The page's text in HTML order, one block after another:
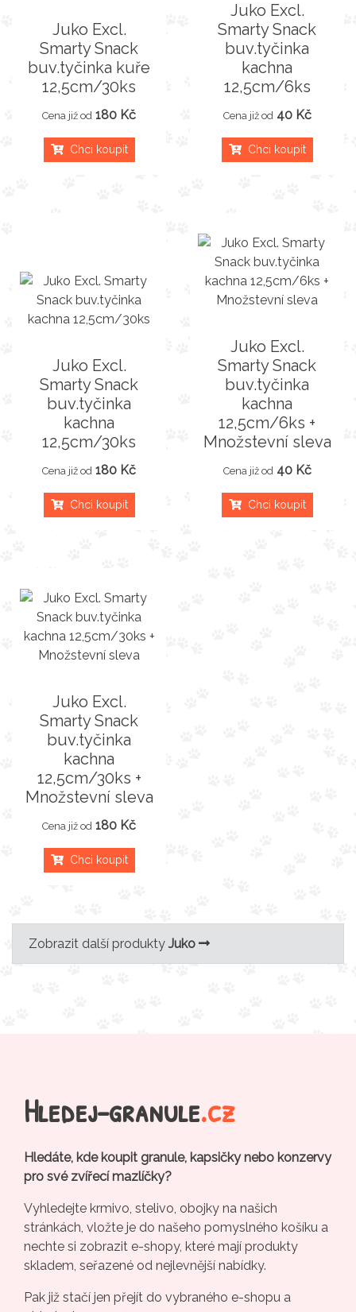
Juko Excl.
Smarty Snack
buv.tyčinka kuře
12,5cm/30ks
Cena již od 180 Kč
Chci koupit
Juko Excl.
Smarty Snack
buv.tyčinka
kachna
12,5cm/6ks
Cena již od 40 Kč
Chci koupit
Juko Excl.
Smarty Snack
buv.tyčinka
kachna
12,5cm/30ks
Cena již od 180 Kč
Chci koupit
Juko Excl.
Smarty Snack
buv.tyčinka
kachna
12,5cm/6ks +
Množstevní sleva
Cena již od 40 Kč
Chci koupit
Juko Excl.
Smarty Snack
buv.tyčinka
kachna
12,5cm/30ks +
Množstevní sleva
Cena již od 180 Kč
Chci koupit
Zobrazit další produkty Juko
Hledej-granule.cz
Hledáte, kde koupit granule, kapsičky nebo konzervy
pro své zvířecí mazlíčky?
Vyhledejte krmivo, stelivo, obojky na našich
stránkách, vložte je do našeho pomyslného košíku a
nechte si zobrazit e-shopy, které mají produkty
skladem, seřazené od nejlevnější nabídky.
Pak již stačí jen přejít do vybraného e-shopu a